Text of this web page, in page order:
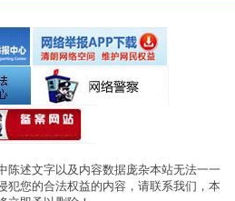
陈述文字以及内容数据庞杂本站无法一一
犯您的合法权益的内容，请联系我们，本